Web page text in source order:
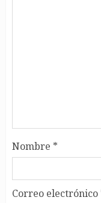
Nombre *
Correo electrónico